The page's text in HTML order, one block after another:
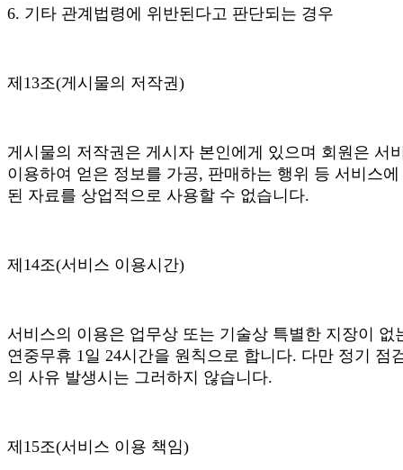
6. 기타 관계법령에 위반된다고 판단되는 경우
제13조(게시물의 저작권)
게시물의 저작권은 게시자 본인에게 있으며 회원은 서
이용하여 얻은 정보를 가공, 판매하는 행위 등 서비스
된 자료를 상업적으로 사용할 수 없습니다.
제14조(서비스 이용시간)
서비스의 이용은 업무상 또는 기술상 특별한 지장이 없
연중무휴 1일 24시간을 원칙으로 합니다. 다만 정기 점
의 사유 발생시는 그러하지 않습니다.
제15조(서비스 이용 책임)